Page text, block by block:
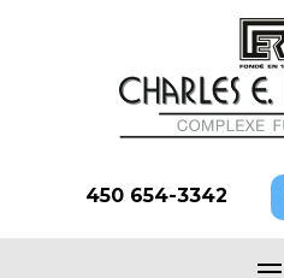
450 654-3342